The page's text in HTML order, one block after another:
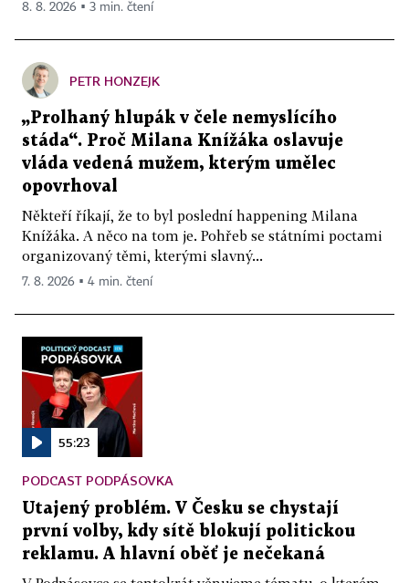
8. 8. 2026 ▪ 3 min. čtení
PETR HONZEJK
„Prolhaný hlupák v čele nemyslícího
stáda“. Proč Milana Knížáka oslavuje
vláda vedená mužem, kterým umělec
opovrhoval
Někteří říkají, že to byl poslední happening Milana
Knížáka. A něco na tom je. Pohřeb se státními poctami
organizovaný těmi, kterými slavný...
7. 8. 2026 ▪ 4 min. čtení
55:23
PODCAST PODPÁSOVKA
Utajený problém. V Česku se chystají
první volby, kdy sítě blokují politickou
reklamu. A hlavní oběť je nečekaná